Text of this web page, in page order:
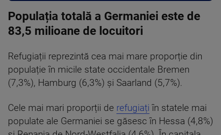
Populația totală a Germaniei este de
83,5 milioane de locuitori
Refugiații reprezintă cea mai mare proporție din
populație în micile state occidentale Bremen
(7,3%), Hamburg (6,3%) și Saarland (5,7%).
Cele mai mari proporții de refugiați în statele mai
populate ale Germaniei se găsesc în Hessa (4,8%)